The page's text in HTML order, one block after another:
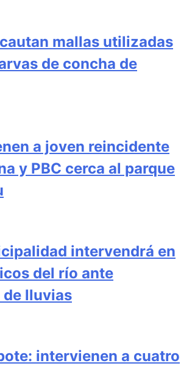
mallas utilizadas
de concha de
a joven reincidente
y PBC cerca al parque
intervendrá en
del río ante
de lluvias
intervienen a cuatro